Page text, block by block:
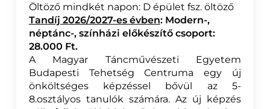
Öltöző mindkét napon: D épület fsz. öltöző
Tandíj 2026/2027-es évben: Modern-,
néptánc-, színházi előkészítő csoport:
28.000 Ft.
A Magyar Táncművészeti Egyetem
Budapesti Tehetség Centruma egy új
önköltséges képzéssel bővül az 5-
8.osztályos tanulók számára. Az új képzés